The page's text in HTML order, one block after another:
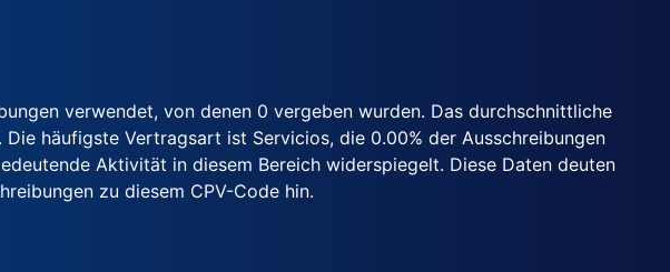
verwendet, von denen 0 vergeben wurden. Das durchschnittliche
häufigste Vertragsart ist Servicios, die 0.00% der Ausschreibungen
Aktivität in diesem Bereich widerspiegelt. Diese Daten deuten
zu diesem CPV-Code hin.